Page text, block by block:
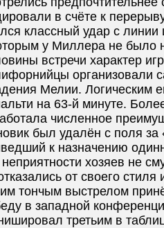
в счёте к
классный удар с
у Миллера не было
встречи характер
организовали
Мелии. Логическим
на 63-й минуте.
численное
был удалён с поля
к назначению
неприятности хозяев не
от своего
тончым выстрелом
в западной
третьим в